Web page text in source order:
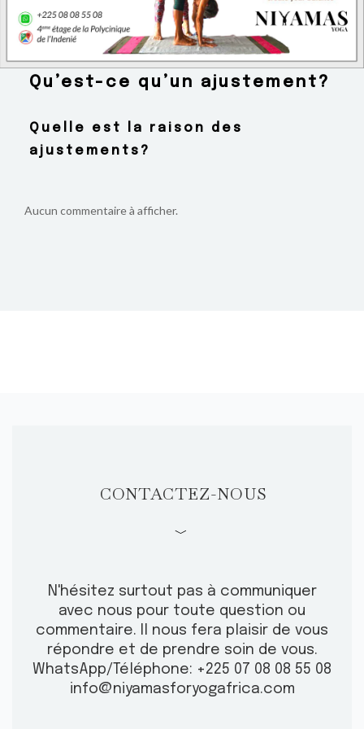
BOUTIQUE
CONTACTEZ-NOUS
Qu’est-ce qu’un ajustement?
Quelle est la raison des
ajustements?
Aucun commentaire à afficher.
CONTACTEZ-NOUS
﹀
N'hésitez surtout pas à communiquer
avec nous pour toute question ou
commentaire. Il nous fera plaisir de vous
répondre et de prendre soin de vous.
WhatsApp/Téléphone: +225 07 08 08 55 08
info@niyamasforyogafrica.com